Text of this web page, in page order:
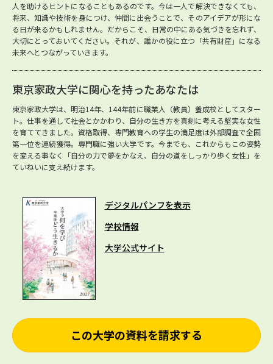
人を助けるヒントになることもあるのです。今は一人で解決できなくても、
将来、知識や技術を身につけ、仲間に出会うことで、そのアイデアが形にな
る日が来るかもしれません。だからこそ、日常の中にある気づきを忘れず、
大切にとっておいてください。それが、誰かの役に立つ「共有財産」になる
未来へとつながっていきます。
東京家政大学に関心を持ったあなたは
東京家政大学は、明治14年、144年前に職業人（教員）養成校としてスター
ト。仕事を通して社会とかかわり、自分の生き方を真剣に考える堅実な女性
を育ててきました。資格取得、専門教育への学生の満足度は外部調査で全国
第一位を連続獲得。専門職に強い大学です。今までも、これからもこの姿勢
を変える事なく「自分の力で夢をかなえ、自分の道をしっかり歩く女性」を
ていねいに支え続けます。
デジタルパンフを表示
学校情報
大学公式サイト
この大学の資料を請求する